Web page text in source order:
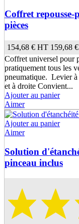
Coffret
pièces
154,68 € HT 159,68 €
Coffret universel pour
pratiquement tous les
pneumatique. Levier
et à droite Convient...
Ajouter au panier
Aimer
Ajouter au panier
Aimer
Solution
pinceau inclus